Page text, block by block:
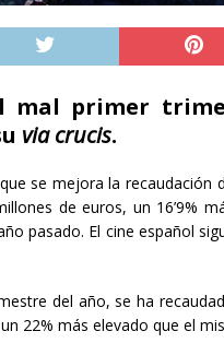
mal primer
via crucis.
se mejora la recaudación
de euros, un 16’9%
pasado. El cine español
del año, se ha
22% más elevado que el